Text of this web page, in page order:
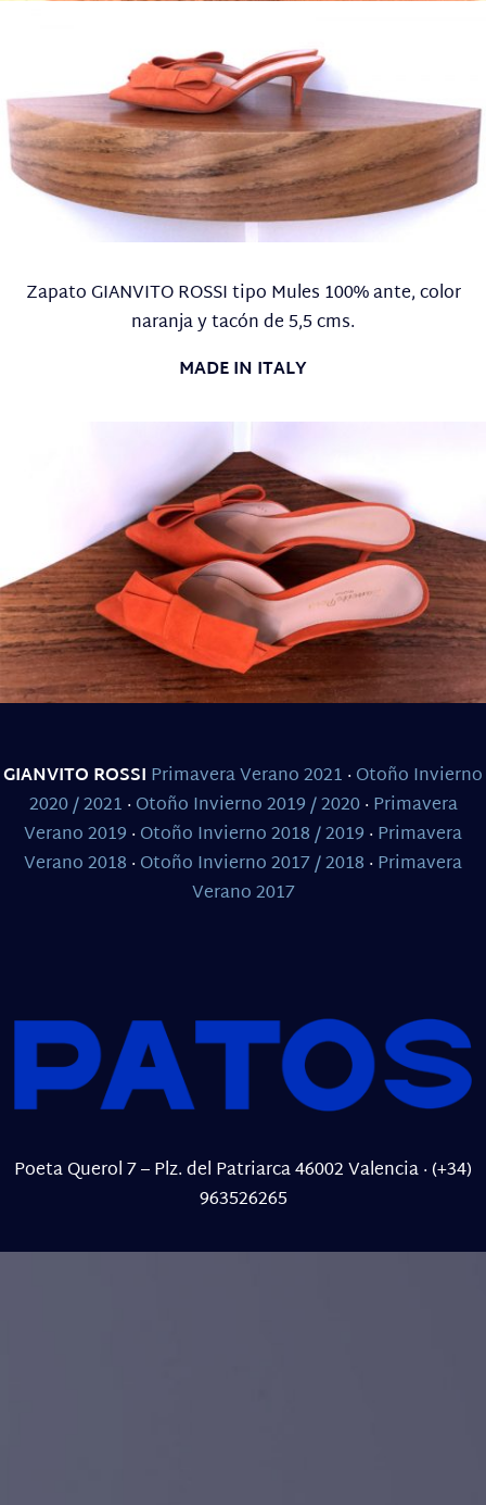
Zapato GIANVITO ROSSI tipo Mules 100% ante, color
naranja y tacón de 5,5 cms.
MADE IN ITALY
GIANVITO ROSSI Primavera Verano 2021 · Otoño Invierno
2020 / 2021 · Otoño Invierno 2019 / 2020· Primavera
Verano 2019 · Otoño Invierno 2018 / 2019 · Primavera
Verano 2018 · Otoño Invierno 2017 / 2018 · Primavera
Verano 2017
Poeta Querol 7 – Plz. del Patriarca 46002 Valencia· (+34)
963526265